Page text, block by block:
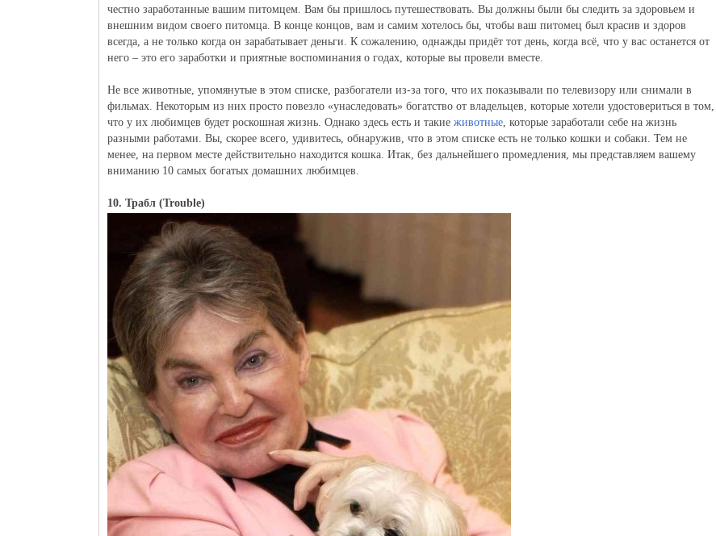
честно заработанные вашим питомцем. Вам бы пришлось путешествовать. Вы должны были бы следить за здоровьем и
внешним видом своего питомца. В конце концов, вам и самим хотелось бы, чтобы ваш питомец был красив и здоров
всегда, а не только когда он зарабатывает деньги. К сожалению, однажды придёт тот день, когда всё, что у вас останется от
него – это его заработки и приятные воспоминания о годах, которые вы провели вместе.
Не все животные, упомянутые в этом списке, разбогатели из-за того, что их показывали по телевизору или снимали в
фильмах. Некоторым из них просто повезло «унаследовать» богатство от владельцев, которые хотели удостовериться в том,
что у их любимцев будет роскошная жизнь. Однако здесь есть и такие животные, которые заработали себе на жизнь
разными работами. Вы, скорее всего, удивитесь, обнаружив, что в этом списке есть не только кошки и собаки. Тем не
менее, на первом месте действительно находится кошка. Итак, без дальнейшего промедления, мы представляем вашему
вниманию 10 самых богатых домашних любимцев.
10. Трабл (Trouble)